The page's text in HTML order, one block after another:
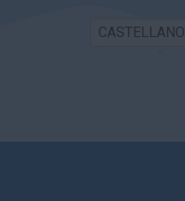
CASTELLANO